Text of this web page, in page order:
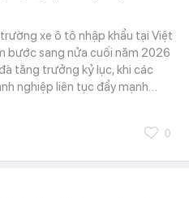
xe ô tô nhập khẩu tại Việt
bước sang nửa cuối năm 2026
tăng trưởng kỷ lục, khi các
nghiệp liên tục đẩy mạnh…
0